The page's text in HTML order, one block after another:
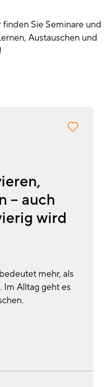
Sie Seminare und
Austauschen und
– auch
wird
mehr, als
Im Alltag geht es